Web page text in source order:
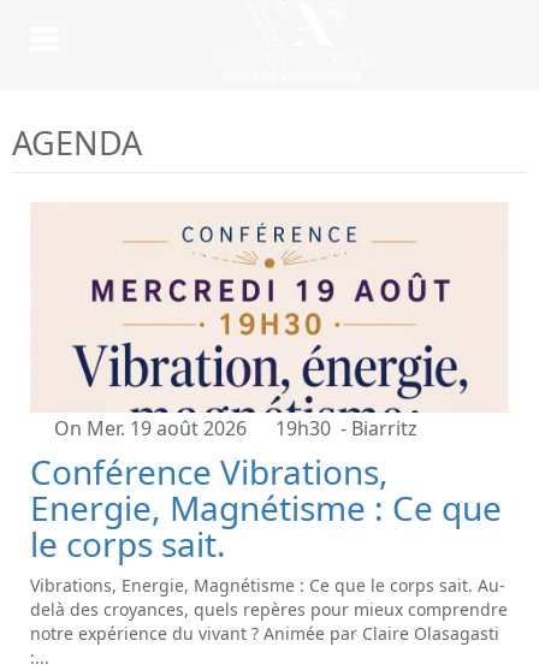
AGENDA
On Mer. 19 août 2026 19h30 - Biarritz
Conférence Vibrations,
Energie, Magnétisme : Ce que
le corps sait.
Vibrations, Energie, Magnétisme : Ce que le corps sait. Au-
delà des croyances, quels repères pour mieux comprendre
notre expérience du vivant ? Animée par Claire Olasagasti
:...